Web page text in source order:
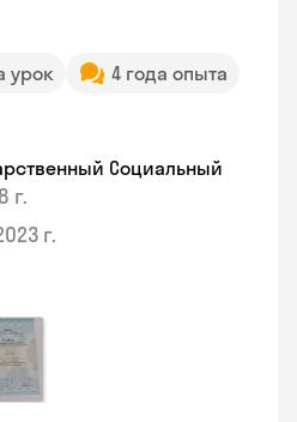
урок
4 года опыта
Социальный
г.
г.